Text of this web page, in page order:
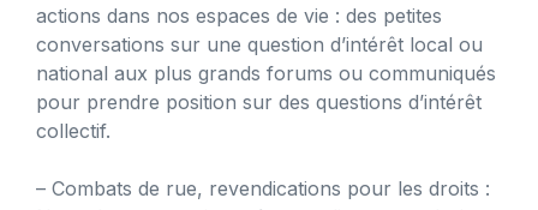
actions dans nos espaces de vie : des petites
conversations sur une question d’intérêt local ou
national aux plus grands forums ou communiqués
pour prendre position sur des questions d’intérêt
collectif.
– Combats de rue, revendications pour les droits :